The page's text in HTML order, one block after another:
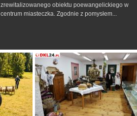
zrewitalizowanego obiektu poewangelickiego w
centrum miasteczka. Zgodnie z pomysłem...